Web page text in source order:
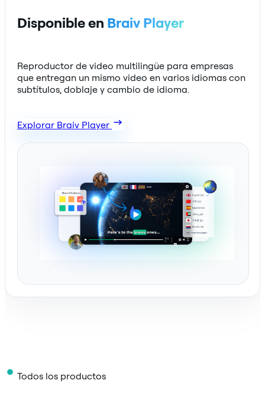
Disponible en Braiv Player
Reproductor de video multilingüe para empresas
que entregan un mismo video en varios idiomas con
subtítulos, doblaje y cambio de idioma.
Explorar Braiv Player
Todos los productos